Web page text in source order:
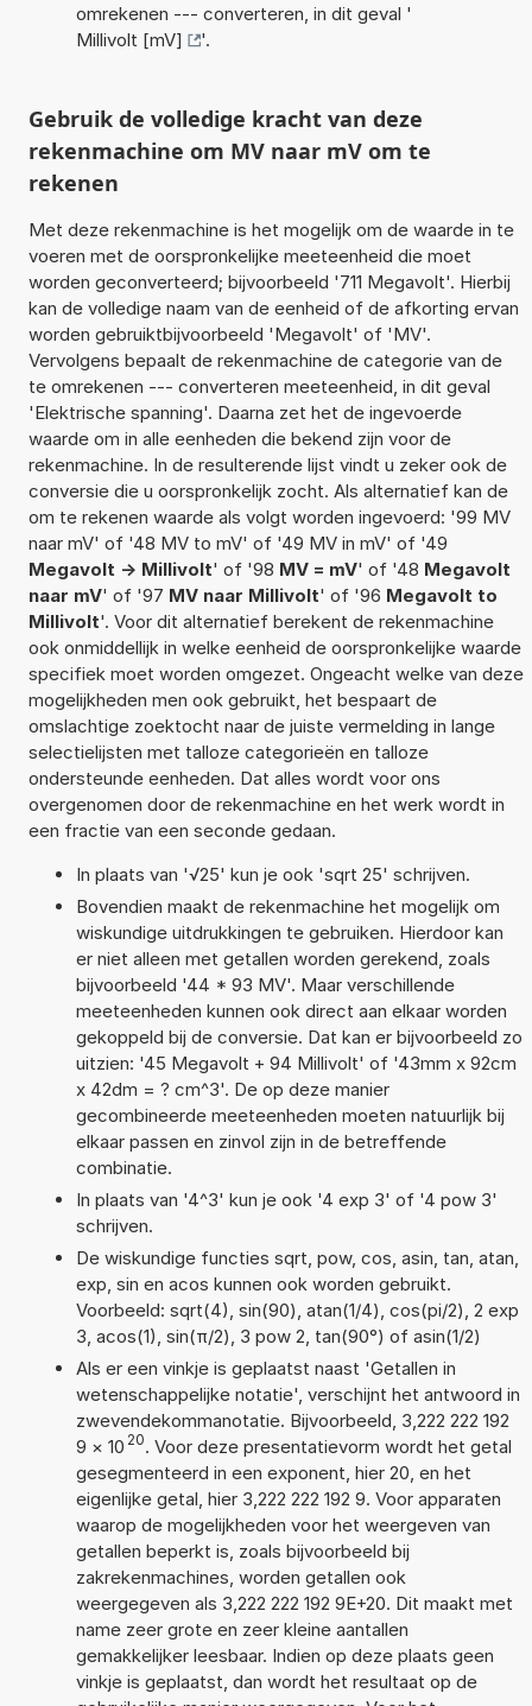
omrekenen --- converteren, in dit geval '
Millivolt [mV]
'.
Gebruik de volledige kracht van deze
rekenmachine om MV naar mV om te
rekenen
Met deze rekenmachine is het mogelijk om de waarde in te
voeren met de oorspronkelijke meeteenheid die moet
worden geconverteerd; bijvoorbeeld '711 Megavolt'. Hierbij
kan de volledige naam van de eenheid of de afkorting ervan
worden gebruiktbijvoorbeeld 'Megavolt' of 'MV'.
Vervolgens bepaalt de rekenmachine de categorie van de
te omrekenen --- converteren meeteenheid, in dit geval
'Elektrische spanning'. Daarna zet het de ingevoerde
waarde om in alle eenheden die bekend zijn voor de
rekenmachine. In de resulterende lijst vindt u zeker ook de
conversie die u oorspronkelijk zocht. Als alternatief kan de
om te rekenen waarde als volgt worden ingevoerd: '99 MV
naar mV' of '48 MV to mV' of '49 MV in mV' of '49
Megavolt -> Millivolt' of '98 MV = mV' of '48 Megavolt
naar mV' of '97 MV naar Millivolt' of '96 Megavolt to
Millivolt'. Voor dit alternatief berekent de rekenmachine
ook onmiddellijk in welke eenheid de oorspronkelijke waarde
specifiek moet worden omgezet. Ongeacht welke van deze
mogelijkheden men ook gebruikt, het bespaart de
omslachtige zoektocht naar de juiste vermelding in lange
selectielijsten met talloze categorieën en talloze
ondersteunde eenheden. Dat alles wordt voor ons
overgenomen door de rekenmachine en het werk wordt in
een fractie van een seconde gedaan.
In plaats van '√25' kun je ook 'sqrt 25' schrijven.
Bovendien maakt de rekenmachine het mogelijk om
wiskundige uitdrukkingen te gebruiken. Hierdoor kan
er niet alleen met getallen worden gerekend, zoals
bijvoorbeeld '44 * 93 MV'. Maar verschillende
meeteenheden kunnen ook direct aan elkaar worden
gekoppeld bij de conversie. Dat kan er bijvoorbeeld zo
uitzien: '45 Megavolt + 94 Millivolt' of '43mm x 92cm
x 42dm = ? cm^3'. De op deze manier
gecombineerde meeteenheden moeten natuurlijk bij
elkaar passen en zinvol zijn in de betreffende
combinatie.
In plaats van '4^3' kun je ook '4 exp 3' of '4 pow 3'
schrijven.
De wiskundige functies sqrt, pow, cos, asin, tan, atan,
exp, sin en acos kunnen ook worden gebruikt.
Voorbeeld: sqrt(4), sin(90), atan(1/4), cos(pi/2), 2 exp
3, acos(1), sin(π/2), 3 pow 2, tan(90°) of asin(1/2)
Als er een vinkje is geplaatst naast 'Getallen in
wetenschappelijke notatie', verschijnt het antwoord in
zwevendekommanotatie. Bijvoorbeeld, 3,222 222 192
9 × 10 20. Voor deze presentatievorm wordt het getal
gesegmenteerd in een exponent, hier 20, en het
eigenlijke getal, hier 3,222 222 192 9. Voor apparaten
waarop de mogelijkheden voor het weergeven van
getallen beperkt is, zoals bijvoorbeeld bij
zakrekenmachines, worden getallen ook
weergegeven als 3,222 222 192 9E+20. Dit maakt met
name zeer grote en zeer kleine aantallen
gemakkelijker leesbaar. Indien op deze plaats geen
vinkje is geplaatst, dan wordt het resultaat op de